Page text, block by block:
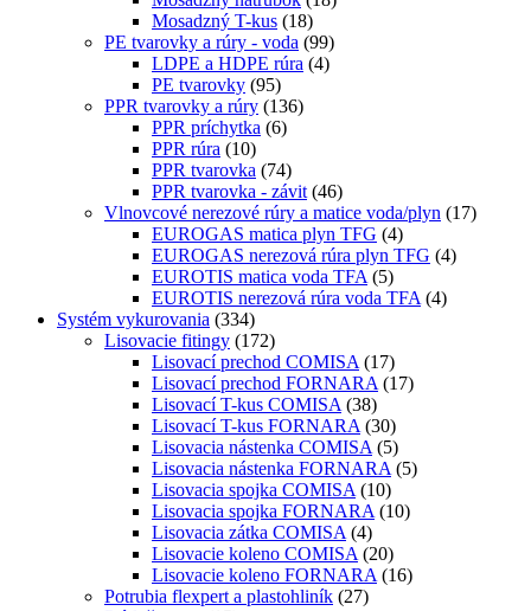
Mosadzný T-kus (18)
PE tvarovky a rúry - voda (99)
LDPE a HDPE rúra (4)
PE tvarovky (95)
PPR tvarovky a rúry (136)
PPR príchytka (6)
PPR rúra (10)
PPR tvarovka (74)
PPR tvarovka - závit (46)
Vlnovcové nerezové rúry a matice voda/plyn (17)
EUROGAS matica plyn TFG (4)
EUROGAS nerezová rúra plyn TFG (4)
EUROTIS matica voda TFA (5)
EUROTIS nerezová rúra voda TFA (4)
Systém vykurovania (334)
Lisovacie fitingy (172)
Lisovací prechod COMISA (17)
Lisovací prechod FORNARA (17)
Lisovací T-kus COMISA (38)
Lisovací T-kus FORNARA (30)
Lisovacia nástenka COMISA (5)
Lisovacia nástenka FORNARA (5)
Lisovacia spojka COMISA (10)
Lisovacia spojka FORNARA (10)
Lisovacia zátka COMISA (4)
Lisovacie koleno COMISA (20)
Lisovacie koleno FORNARA (16)
Potrubia flexpert a plastohliník (27)